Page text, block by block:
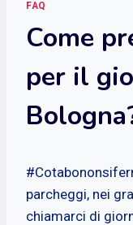
FAQ
Come
per il
parcheggi, nei
chiamarci di